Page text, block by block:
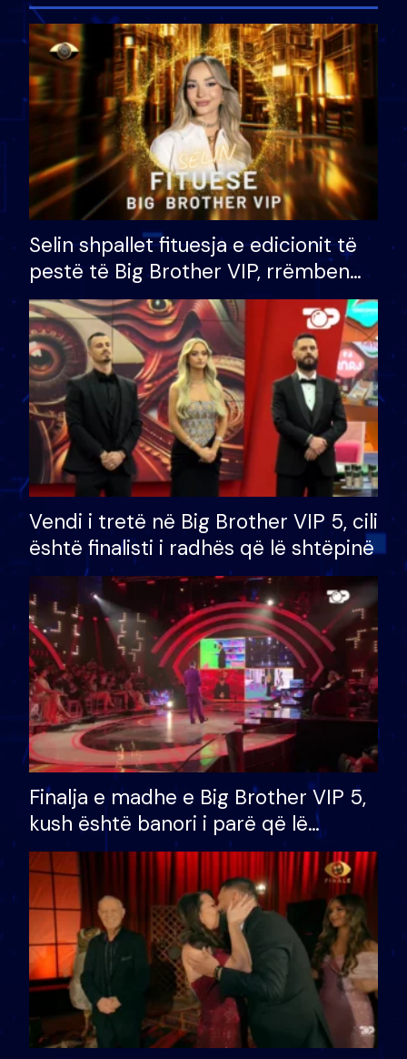
Selin shpallet fituesja e edicionit të
pestë të Big Brother VIP, rrëmben
çmimin e madh prej 100 mijë eurosh
Vendi i tretë në Big Brother VIP 5, cili
është finalisti i radhës që lë shtëpinë
Finalja e madhe e Big Brother VIP 5,
kush është banori i parë që lë
shtëpinë dhe humb mundësinë për
të fituar çmimin e madh